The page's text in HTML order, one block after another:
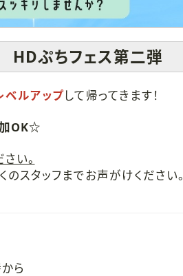
HDぷちフェス第二弾
ベルアップして帰ってきます！
加OK☆
い。
スタッフまでお声がけください。
ら